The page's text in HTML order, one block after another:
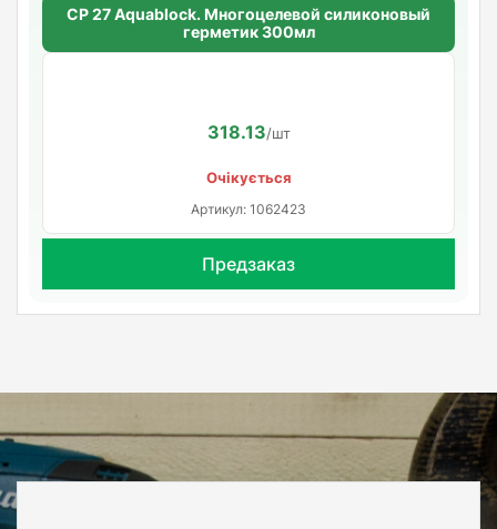
CP 27 Aquablock. Многоцелевой силиконовый
герметик 300мл
318.13/шт
Очікується
Артикул: 1062423
Предзаказ